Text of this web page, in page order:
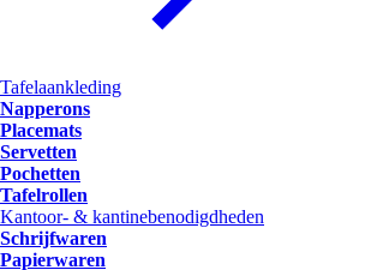
Tafelaankleding
Napperons
Placemats
Servetten
Pochetten
Tafelrollen
Kantoor- & kantinebenodigdheden
Schrijfwaren
Papierwaren